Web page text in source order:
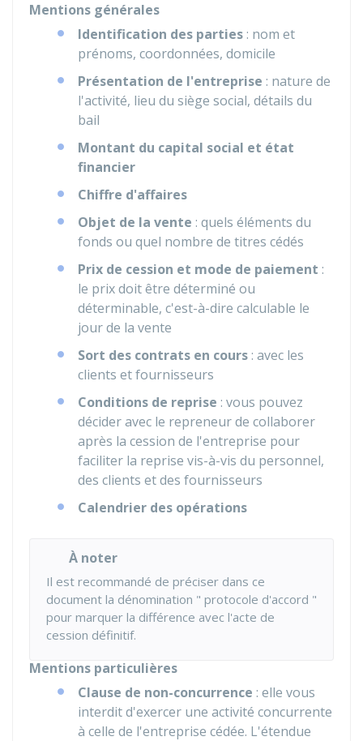
Mentions générales
Identification des parties : nom et
prénoms, coordonnées, domicile
Présentation de l'entreprise : nature de
l'activité, lieu du siège social, détails du
bail
Montant du capital social et état
financier
Chiffre d'affaires
Objet de la vente : quels éléments du
fonds ou quel nombre de titres cédés
Prix de cession et mode de paiement :
le prix doit être déterminé ou
déterminable, c'est-à-dire calculable le
jour de la vente
Sort des contrats en cours : avec les
clients et fournisseurs
Conditions de reprise : vous pouvez
décider avec le repreneur de collaborer
après la cession de l'entreprise pour
faciliter la reprise vis-à-vis du personnel,
des clients et des fournisseurs
Calendrier des opérations
À noter
Il est recommandé de préciser dans ce
document la dénomination " protocole d'accord "
pour marquer la différence avec l'acte de
cession définitif.
Mentions particulières
Clause de non-concurrence : elle vous
interdit d'exercer une activité concurrente
à celle de l'entreprise cédée. L'étendue